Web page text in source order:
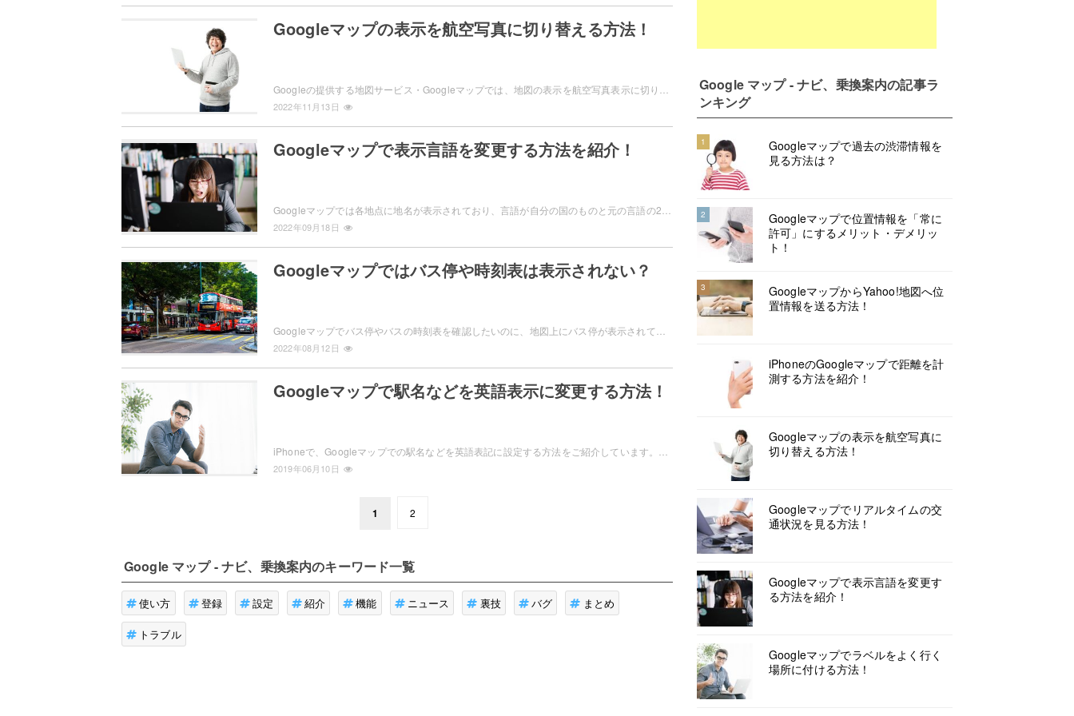
Googleマップの表示を航空写真に切り替える方法！
2022年11月13日
Googleマップで表示言語を変更する方法を紹介！
2022年09月18日
Googleマップではバス停や時刻表は表示されない？
2022年08月12日
Googleマップで駅名などを英語表示に変更する方法！
2019年06月10日
1 2
Google マップ - ナビ、乗換案内のキーワード一覧
使い方 登録 設定 紹介 機能 ニュース 裏技 バグ まとめ
トラブル
Google マップ - ナビ、乗換案内の記事ラ
ンキング
1
Googleマップで過去の渋滞情報を
見る方法は？
2
Googleマップで位置情報を「常に
許可」にするメリット・デメリッ
ト！
3
GoogleマップからYahoo!地図へ位
置情報を送る方法！
iPhoneのGoogleマップで距離を計
測する方法を紹介！
Googleマップの表示を航空写真に
切り替える方法！
Googleマップでリアルタイムの交
通状況を見る方法！
Googleマップで表示言語を変更す
る方法を紹介！
Googleマップでラベルをよく行く
場所に付ける方法！